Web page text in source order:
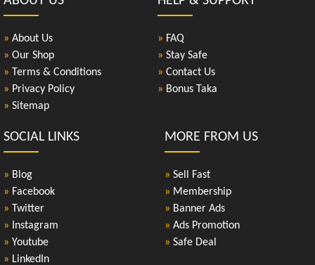
» About Us
» Our Shop
» Terms & Conditions
» Privacy Policy
» Sitemap
» FAQ
» Stay Safe
» Contact Us
» Bonus Taka
SOCIAL LINKS
» Blog
» Facebook
» Twitter
» Instagram
» Youtube
» LinkedIn
MORE FROM US
» Sell Fast
» Membership
» Banner Ads
» Ads Promotion
» Safe Deal